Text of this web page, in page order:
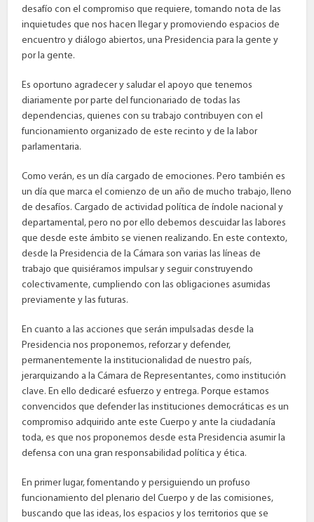
desafío con el compromiso que requiere, tomando nota de las
inquietudes que nos hacen llegar y promoviendo espacios de
encuentro y diálogo abiertos, una Presidencia para la gente y
por la gente.
Es oportuno agradecer y saludar el apoyo que tenemos
diariamente por parte del funcionariado de todas las
dependencias, quienes con su trabajo contribuyen con el
funcionamiento organizado de este recinto y de la labor
parlamentaria.
Como verán, es un día cargado de emociones. Pero también es
un día que marca el comienzo de un año de mucho trabajo, lleno
de desafíos. Cargado de actividad política de índole nacional y
departamental, pero no por ello debemos descuidar las labores
que desde este ámbito se vienen realizando. En este contexto,
desde la Presidencia de la Cámara son varias las líneas de
trabajo que quisiéramos impulsar y seguir construyendo
colectivamente, cumpliendo con las obligaciones asumidas
previamente y las futuras.
En cuanto a las acciones que serán impulsadas desde la
Presidencia nos proponemos, reforzar y defender,
permanentemente la institucionalidad de nuestro país,
jerarquizando a la Cámara de Representantes, como institución
clave. En ello dedicaré esfuerzo y entrega. Porque estamos
convencidos que defender las instituciones democráticas es un
compromiso adquirido ante este Cuerpo y ante la ciudadanía
toda, es que nos proponemos desde esta Presidencia asumir la
defensa con una gran responsabilidad política y ética.
En primer lugar, fomentando y persiguiendo un profuso
funcionamiento del plenario del Cuerpo y de las comisiones,
buscando que las ideas, los espacios y los territorios que se